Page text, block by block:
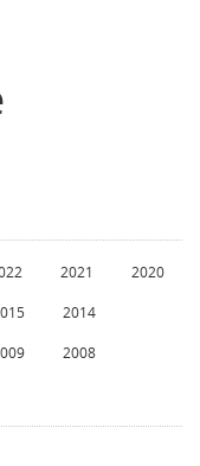
2021 2020
2014
2008